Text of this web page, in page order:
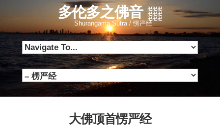
多伦多之佛音
Shurangama Sutra / 愣严经
大佛顶首愣严经